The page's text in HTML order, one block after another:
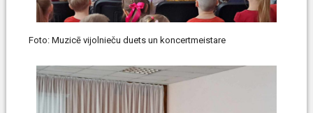
Foto: Muzicē vijolnieču duets un koncertmeistare